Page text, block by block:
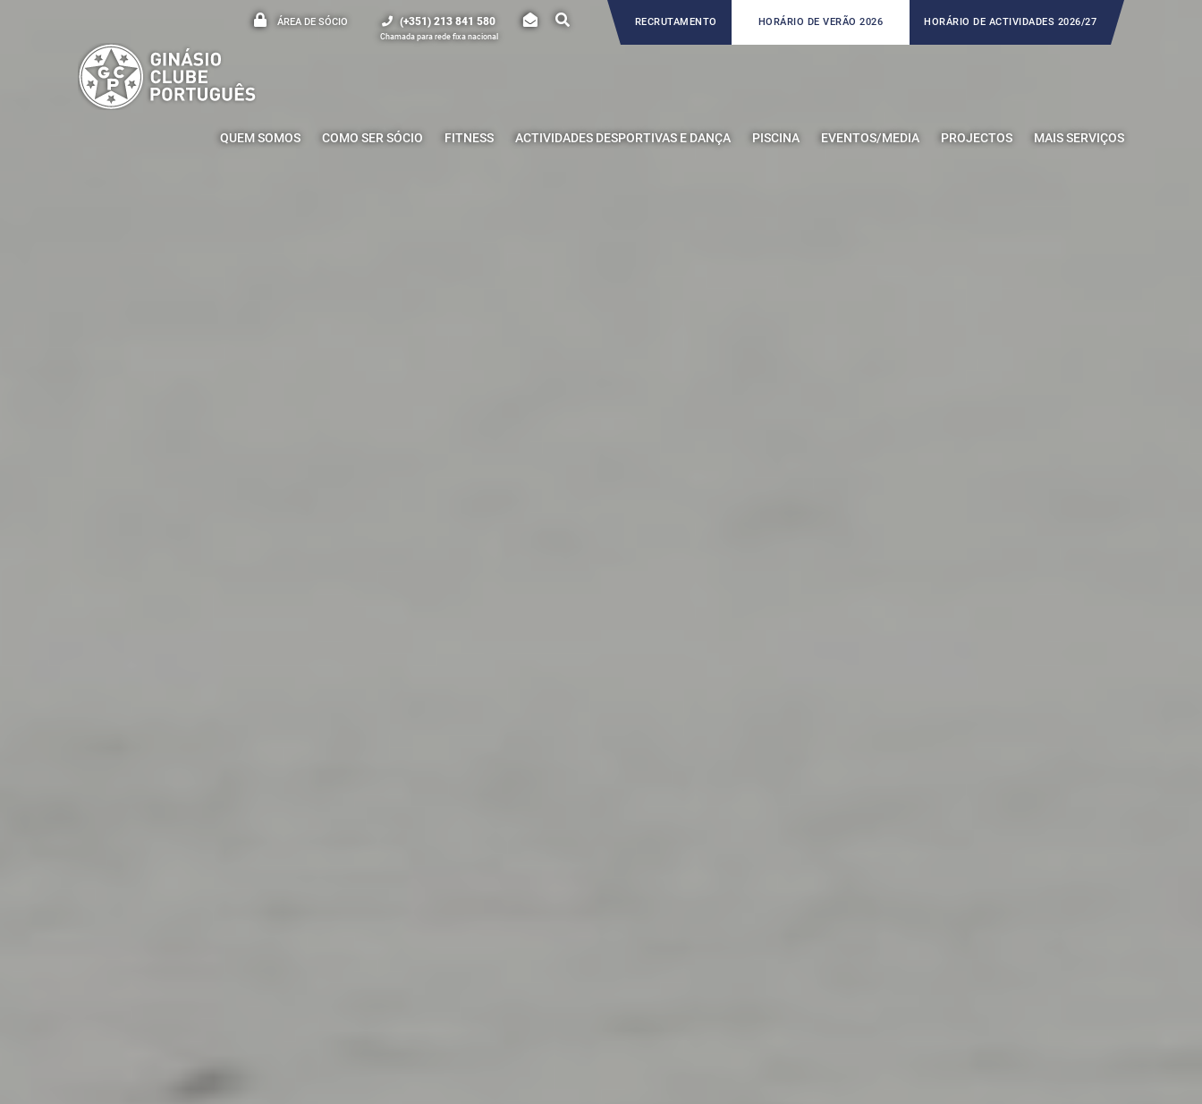
ÁREA DE SÓCIO (+351) 213 841 580
Chamada para rede fixa nacional
RECRUTAMENTO HORÁRIO DE VERÃO 2026 HORÁRIO DE ACTIVIDADES 2026/27
QUEM SOMOS COMO SER SÓCIO FITNESS ACTIVIDADES DESPORTIVAS E DANÇA PISCINA EVENTOS/MEDIA PROJECTOS MAIS SERVIÇOS